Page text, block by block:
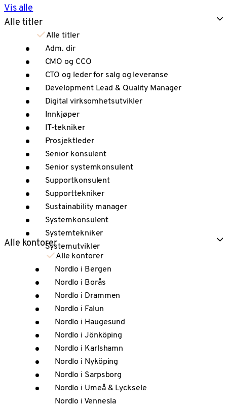
Vis alle
Alle titler
Alle titler
Adm. dir
CMO og CCO
CTO og leder for salg og leveranse
Development Lead & Quality Manager
Digital virksomhetsutvikler
Innkjøper
IT-tekniker
Prosjektleder
Senior konsulent
Senior systemkonsulent
Supportkonsulent
Supporttekniker
Sustainability manager
Systemkonsulent
Systemtekniker
Systemutvikler
Alle kontorer
Alle kontorer
Nordlo i Bergen
Nordlo i Borås
Nordlo i Drammen
Nordlo i Falun
Nordlo i Haugesund
Nordlo i Jönköping
Nordlo i Karlshamn
Nordlo i Nyköping
Nordlo i Sarpsborg
Nordlo i Umeå & Lycksele
Nordlo i Vennesla